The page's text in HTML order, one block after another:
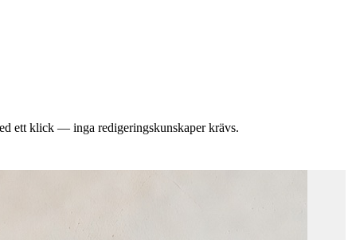
ett klick — inga redigeringskunskaper krävs.